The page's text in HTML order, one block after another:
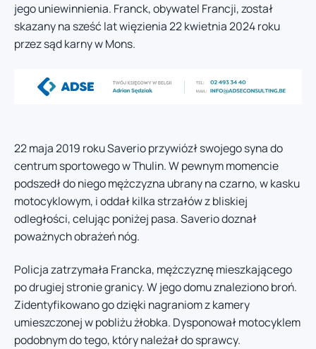
jego uniewinnienia. Franck, obywatel Francji, został
skazany na sześć lat więzienia 22 kwietnia 2024 roku
przez sąd karny w Mons.
22 maja 2019 roku Saverio przywiózł swojego syna do
centrum sportowego w Thulin. W pewnym momencie
podszedł do niego mężczyzna ubrany na czarno, w kasku
motocyklowym, i oddał kilka strzałów z bliskiej
odległości, celując poniżej pasa. Saverio doznał
poważnych obrażeń nóg.
Policja zatrzymała Francka, mężczyznę mieszkającego
po drugiej stronie granicy. W jego domu znaleziono broń.
Zidentyfikowano go dzięki nagraniom z kamery
umieszczonej w pobliżu żłobka. Dysponował motocyklem
podobnym do tego, który należał do sprawcy.